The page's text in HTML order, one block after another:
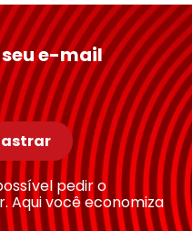
e-mail
pedir o
Aqui você economiza